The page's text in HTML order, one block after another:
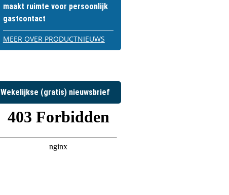
maakt ruimte voor persoonlijk
gastcontact
MEER OVER PRODUCTNIEUWS
Wekelijkse (gratis) nieuwsbrief